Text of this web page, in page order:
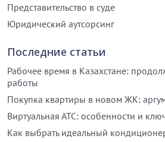
Представительство в суде
Юридический аутсорсинг
Последние статьи
Рабочее время в Казахстане:
работы
Покупка квартиры в новом ЖК:
Виртуальная АТС: особенности и
Как выбрать идеальный